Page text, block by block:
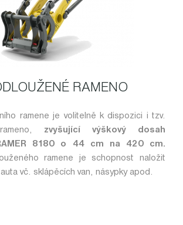
RAMENO
ramene je volitelně k dispozici i tzv.
zvyšující výškový dosah
8180 o 44 cm na 420 cm.
ramene je schopnost naložit
vč. sklápěcích van, násypky apod.